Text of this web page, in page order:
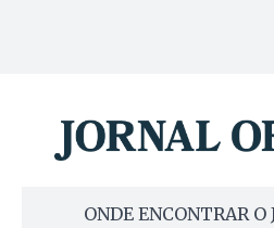
ONDE ENCONTRAR O